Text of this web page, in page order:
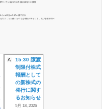
A
15:30 譲渡
制限付株式
報酬として
の新株式の
発行に関す
るお知らせ
5月 18, 2026